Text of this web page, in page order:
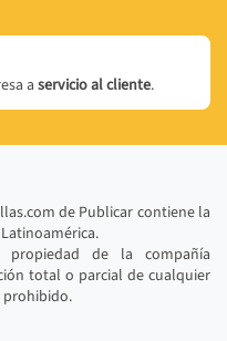
aservicio al cliente.
de Publicar contiene la
propiedad de la compañía
total o parcial de cualquier
prohibido.